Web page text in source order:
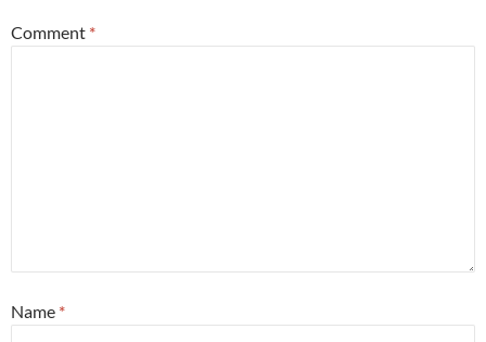
Comment *
Name *